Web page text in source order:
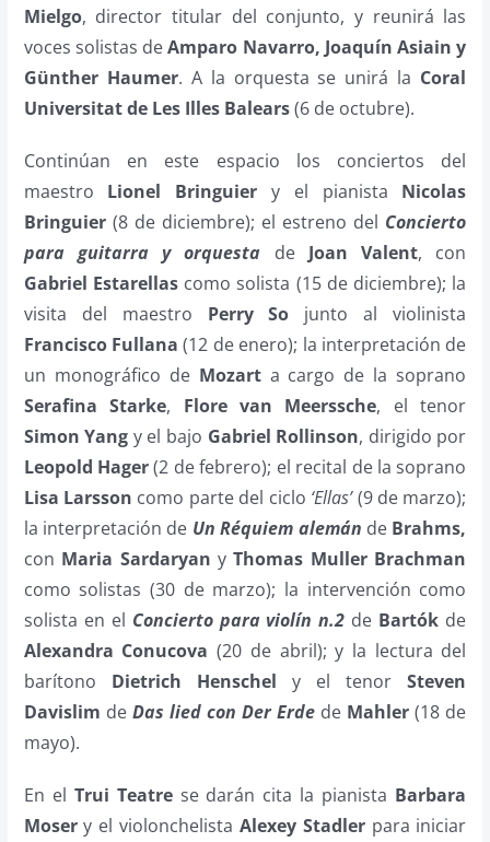
Mielgo, director titular del conjunto, y reunirá las
voces solistas deAmparo Navarro, Joaquín Asiain y
Günther Haumer. A la orquesta se unirá la Coral
Universitat de Les Illes Balears(6 de octubre).
Continúan en este espacio los conciertos del
maestro Lionel Bringuier y el pianista Nicolas
Bringuier(8 de diciembre); el estreno del Concierto
para guitarra y orquesta de Joan Valent, con
Gabriel Estarellascomo solista (15 de diciembre); la
visita del maestro Perry So junto al violinista
Francisco Fullana (12 de enero); la interpretación de
un monográfico de Mozarta cargo de la soprano
Serafina Starke, Flore van Meerssche, el tenor
Simon Yang y el bajo Gabriel Rollinson, dirigido por
Leopold Hager(2 de febrero); el recital de la soprano
Lisa Larsson como parte del ciclo ‘Ellas’(9 de marzo);
la interpretación de Un Réquiem alemán de Brahms,
con Maria Sardaryan yThomas Muller Brachman
como solistas (30 de marzo); la intervención como
solista en el Concierto para violín n.2 de Bartók de
Alexandra Conucova (20 de abril); y la lectura del
barítono Dietrich Henschel y el tenorSteven
Davislim de Das lied con Der Erde de Mahler (18 de
mayo).
En el Trui Teatrese darán cita la pianista Barbara
Mosery el violonchelista Alexey Stadlerpara iniciar